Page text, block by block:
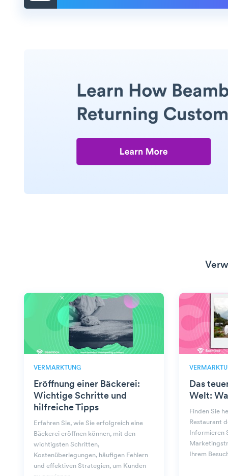
VERMARKTUNG
Eröffnung einer Bäckerei:
Wichtige Schritte und
hilfreiche Tipps
Erfahren Sie, wie Sie erfolgreich eine
Bäckerei eröffnen können, mit den
wichtigsten Schritten,
Kostenüberlegungen, häufigen Fehlern
und effektiven Strategien, um Kunden
Das
Welt:
Finden Sie
Restaurant
Informieren
Ihrem